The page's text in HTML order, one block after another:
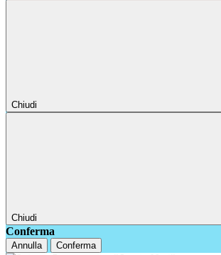
Chiudi
Chiudi
Conferma
Annulla Conferma